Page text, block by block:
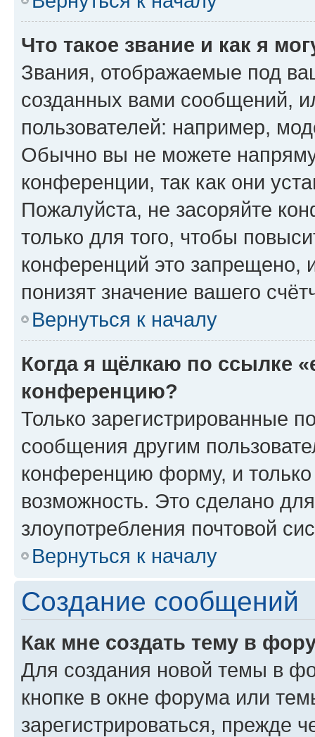
Что такое звание и как я
Звания, отображаемые под
созданных вами сообщений,
пользователей: например,
Обычно вы не можете
конференции, так как они
Пожалуйста, не засоряйте
только для того, чтобы
конференций это запрещено,
понизят значение вашего
Вернуться к началу
Когда я щёлкаю по ссылке
конференцию?
Только зарегистрированные
сообщения другим
конференцию форму, и
возможность. Это сделано
злоупотребления почтовой
Вернуться к началу
Создание сообщений
Как мне создать тему в
Для создания новой темы в
кнопке в окне форума или
зарегистрироваться, прежде